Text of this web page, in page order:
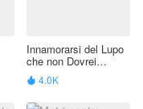
Innamorarsi del Lupo
che non Dovrei
Amare
 4.0K